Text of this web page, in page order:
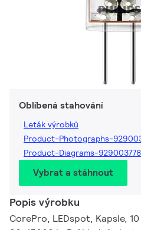
Oblíbená stahování
Leták výrobků
Product-Photographs-
Product-Diagrams-
Vybrat a stáhnout
Popis výrobku
CorePro, LEDspot, Kapsle, 10